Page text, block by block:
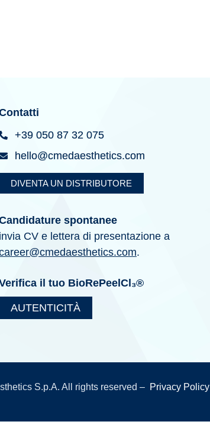
+39 050 87 32 075
hello@cmedaesthetics.com
DIVENTA UN DISTRIBUTORE
spontanee
invia CV e lettera di presentazione a
.
il tuo BioRePeelCl₃®
AUTENTICITÀ
S.p.A. All rights reserved – Privacy Policy